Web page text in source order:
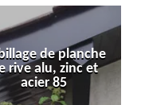
de planche
rive alu, zinc et
acier 85